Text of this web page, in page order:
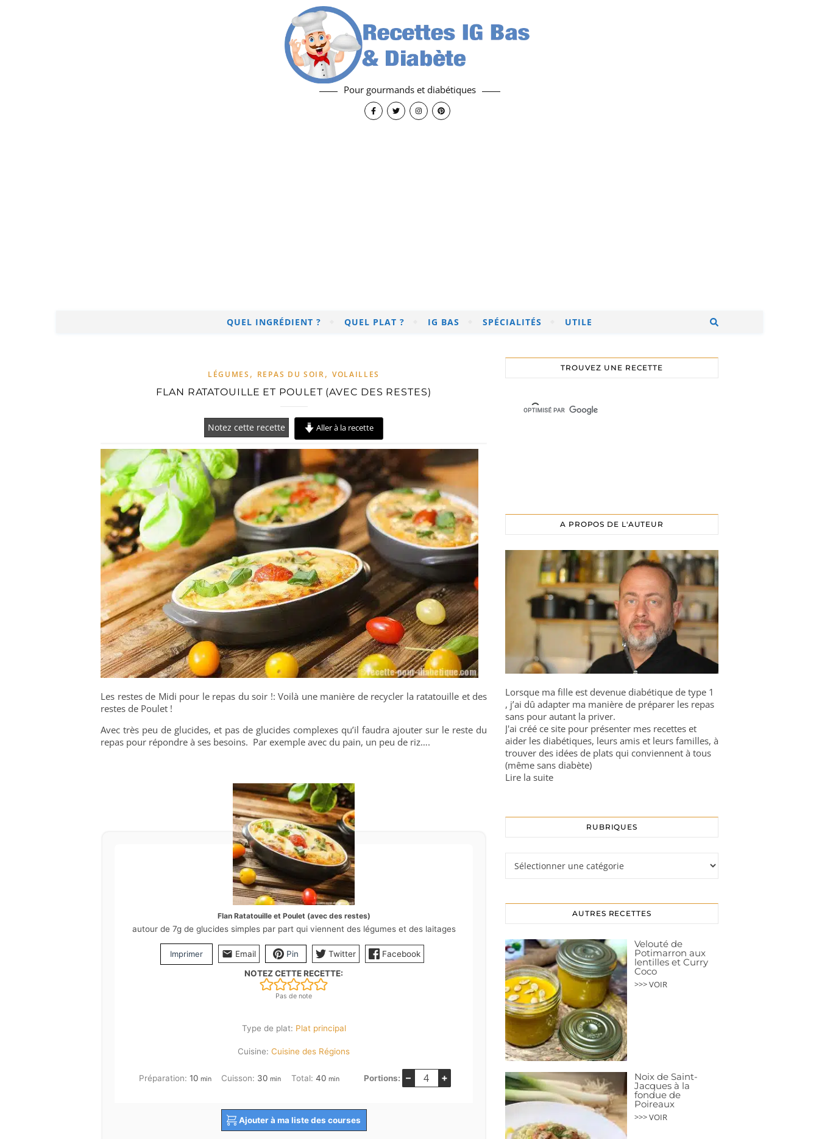
Pour gourmands et diabétiques
QUEL INGRÉDIENT ? QUEL PLAT ? IG BAS SPÉCIALITÉS UTILE
LÉGUMES , REPAS DU SOIR, VOLAILLES
FLAN RATATOUILLE ET POULET (AVEC DES RESTES)
Notez cette recette Aller à la recette
Les restes de Midi pour le repas du soir !: Voilà une manière de recycler la ratatouille et des
restes de Poulet !
Avec très peu de glucides, et pas de glucides complexes qu’il faudra ajouter sur le reste du
repas pour répondre à ses besoins. Par exemple avec du pain, un peu de riz….
Flan Ratatouille et Poulet (avec des restes)
autour de 7g de glucides simples par part qui viennent des légumes et des laitages
Imprimer Email Pin Twitter
Facebook
NOTEZ CETTE RECETTE:
Pas de note
Type de plat: Plat principal
Cuisine: Cuisine des Régions
Préparation:10minutes
min Cuisson: 30minutes
min Total: 40minutes
min Portions: – +
Ajouter à ma liste des courses
TROUVEZ UNE RECETTE
A PROPOS DE L'AUTEUR
Lorsque ma fille est devenue diabétique de type 1
, j’ai dû adapter ma manière de préparer les repas
sans pour autant la priver.
J'ai créé ce site pour présenter mes recettes et
aider les diabétiques, leurs amis et leurs familles, à
trouver des idées de plats qui conviennent à tous
(même sans diabète)
Lire la suite
RUBRIQUES
AUTRES RECETTES
Velouté de
Potimarron aux
lentilles et Curry
Coco
>>> VOIR
Noix de Saint-
Jacques à la
fondue de
Poireaux
>>> VOIR